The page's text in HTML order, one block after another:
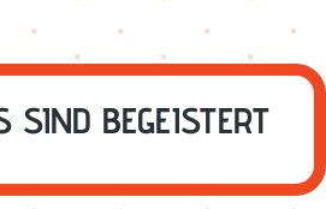
SIND BEGEISTERT